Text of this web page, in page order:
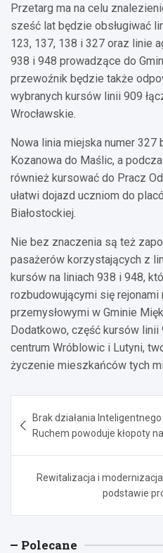
Przetarg ma na celu
sześć lat będzie obsługiwać
123, 137, 138 i 327 oraz linie
938 i 948 prowadzące do
przewoźnik będzie także
wybranych kursów linii 909
Wrocławskie.
Nowa linia miejska numer 327
Kozanowa do Maślic, a
również kursować do Pracz
ułatwi dojazd uczniom do
Białostockiej.
Nie bez znaczenia są też
pasażerów korzystających z
kursów na liniach 938 i 948,
rozbudowującymi się
przemysłowymi w Gminie
Dodatkowo, część kursów
centrum Wróblowic i Lutyni,
życzenie mieszkańców tych
wpisu
Brak działania
Ruchem powoduje kłopoty
Rewitalizacja i
podstawie
Polecane